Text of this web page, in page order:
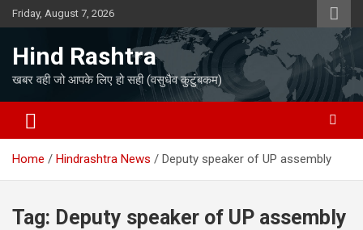
Skip
to
Friday, August 7, 2026
Hind Rashtra
खबर वही जो आपके लिए हो सही (वसुधैव कुटुंबकम)
Home Hindrashtra News Deputy speaker of UP assembly
Tag: Deputy speaker of UP assembly